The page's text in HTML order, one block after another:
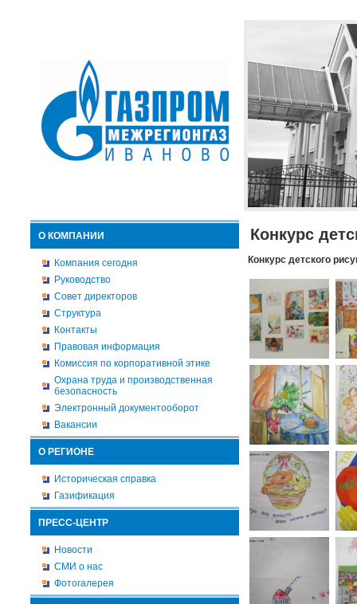
О КОМПАНИИ
Компания сегодня
Руководство
Совет директоров
Структура
Контакты
Правовая информация
Комиссия по корпоративной этике
Охрана труда и производственная
безопасность
Электронный документооборот
Вакансии
О РЕГИОНЕ
Историческая справка
Газификация
ПРЕСС-ЦЕНТР
Новости
СМИ о нас
Фотогалерея
Конкурс
Конкурс детского